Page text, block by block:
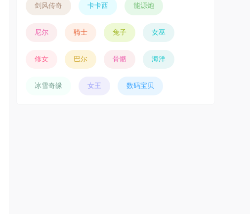
剑风传奇 卡卡西 能源炮
尼尔 骑士 兔子 女巫
修女 巴尔 骨骼 海洋
冰雪奇缘 女王 数码宝贝